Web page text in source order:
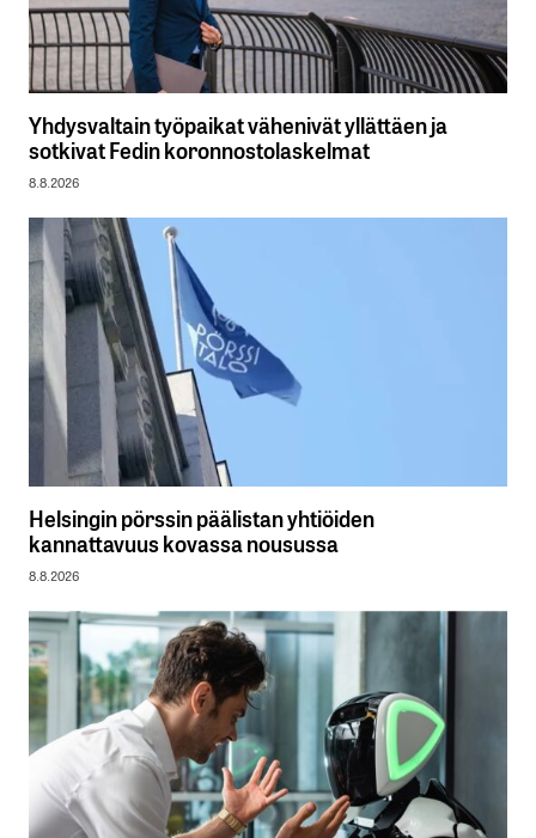
Yhdysvaltain työpaikat vähenivät yllättäen ja
sotkivat Fedin koronnostolaskelmat
8.8.2026
Helsingin pörssin päälistan yhtiöiden
kannattavuus kovassa nousussa
8.8.2026